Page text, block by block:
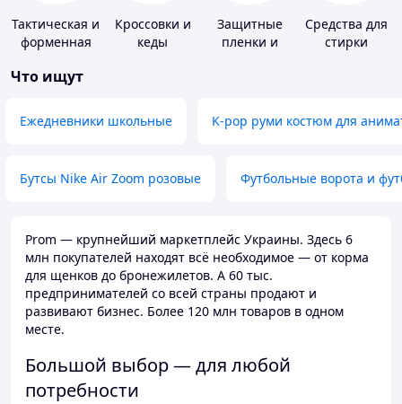
Тактическая и
форменная
Кроссовки и
кеды
Защитные
пленки и
Средства для
стирки
Что ищут
Ежедневники школьные K-pop руми костюм для
Бутсы Nike Air Zoom розовые Футбольные ворота и
Prom — крупнейший маркетплейс Украины. Здесь 6
млн покупателей находят всё необходимое — от корма
для щенков до бронежилетов. А 60 тыс.
предпринимателей со всей страны продают и
развивают бизнес. Более 120 млн товаров в одном
месте.
Большой выбор — для любой
потребности